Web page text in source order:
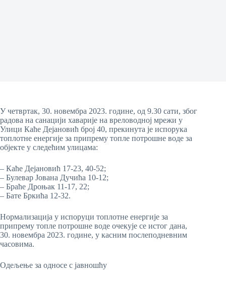
У четвртак, 30. новембра 2023. године, од 9.30 сати, због
радова на санацији хаварије на вреловодној мрежи у
Улици Каће Дејановић број 40, прекинута је испорука
топлотне енергије за припрему топле потрошне воде за
објекте у следећим улицама:
– Каће Дејановић 17-23, 40-52;
– Булевар Јована Дучића 10-12;
– Браће Дроњак 11-17, 22;
– Бате Бркића 12-32.
Нормализација у испоруци топлотне енергије за
припрему топле потрошне воде очекује се истог дана,
30. новембра 2023. године, у касним послеподневним
часовима.
Одељење за односе с јавношћу